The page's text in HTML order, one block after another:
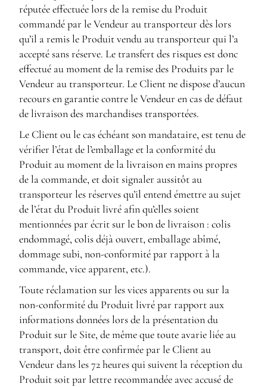
réputée effectuée lors de la remise du Produit
commandé par le Vendeur au transporteur dès lors
qu’il a remis le Produit vendu au transporteur qui l’a
accepté sans réserve. Le transfert des risques est donc
effectué au moment de la remise des Produits par le
Vendeur au transporteur. Le Client ne dispose d’aucun
recours en garantie contre le Vendeur en cas de défaut
de livraison des marchandises transportées.
Le Client ou le cas échéant son mandataire, est tenu de
vérifier l’état de l’emballage et la conformité du
Produit au moment de la livraison en mains propres
de la commande, et doit signaler aussitôt au
transporteur les réserves qu’il entend émettre au sujet
de l’état du Produit livré afin qu’elles soient
mentionnées par écrit sur le bon de livraison : colis
endommagé, colis déjà ouvert, emballage abîmé,
dommage subi, non-conformité par rapport à la
commande, vice apparent, etc.).
Toute réclamation sur les vices apparents ou sur la
non-conformité du Produit livré par rapport aux
informations données lors de la présentation du
Produit sur le Site, de même que toute avarie liée au
transport, doit être confirmée par le Client au
Vendeur dans les 72 heures qui suivent la réception du
Produit soit par lettre recommandée avec accusé de